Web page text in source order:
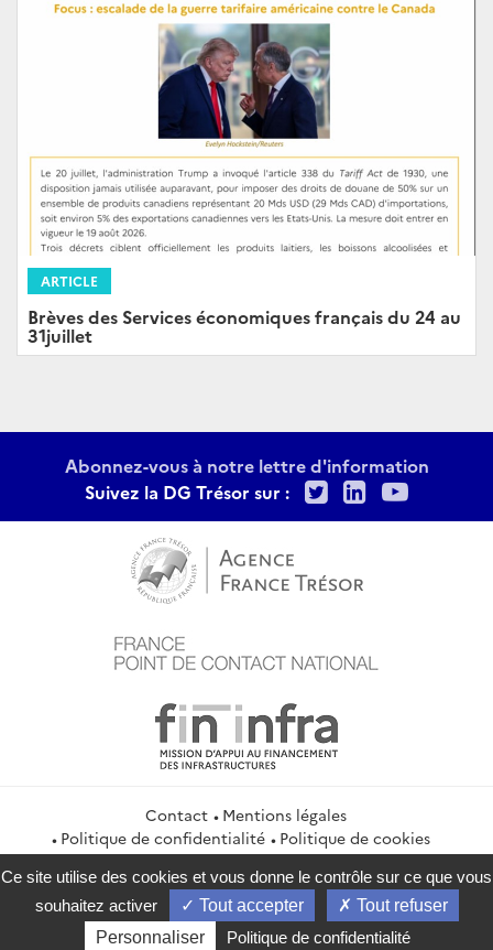
ARTICLE
Brèves des Services économiques français du 24 au
31juillet
Abonnez-vous à notre lettre d'information
Suivez la DG Trésor sur :
TwitterLinkedIn
Contact
Mentions légales
Politique de confidentialité
Politique de cookies
Gestion des cookies
Flux RSS
service-public.gouv.fr
legifrance.gouv.fr
info.gouv.fr
data.gouv.fr
Ce site utilise des cookies et vous donne le contrôle sur ce que vous
souhaitez activer
Tout accepter
Tout refuser
Personnaliser
Politique de confidentialité